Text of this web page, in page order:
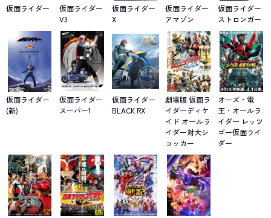
仮面ライダー
仮面ライダー
V3
仮面ライダー
X
仮面ライダー
アマゾン
仮面ライダー
ストロンガー
仮面ライダー
(新)
仮面ライダー
スーパー1
仮面ライダー
BLACK RX
劇場版 仮面ラ
イダーディケ
イド オールラ
イダー対大シ
ョッカー
オーズ・電
王・オールラ
イダー レッツ
ゴー仮面ライ
ダー